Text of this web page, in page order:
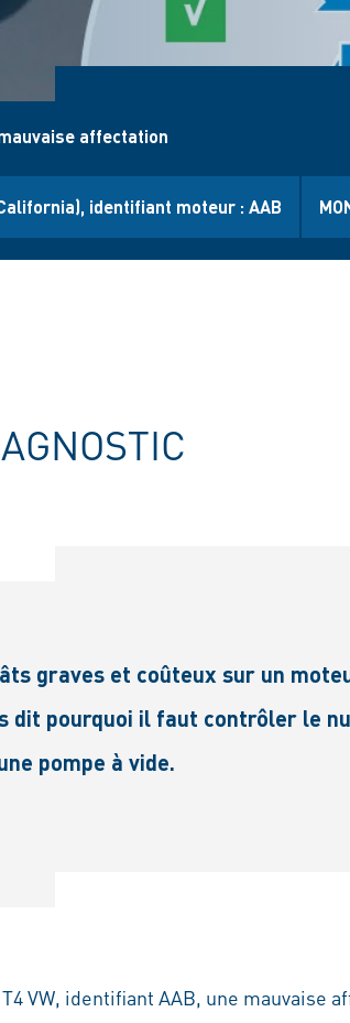
affectation
identifiant moteur : AAB
graves et coûteux sur un
dit pourquoi il faut contrôler le
pompe à vide.
VW, identifiant AAB, une mauvaise